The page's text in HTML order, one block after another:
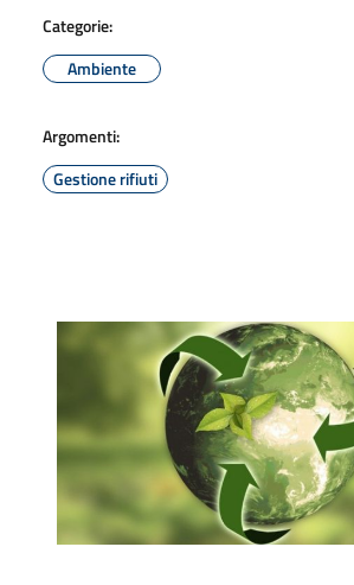
Categorie:
Ambiente
Argomenti:
Gestione rifiuti